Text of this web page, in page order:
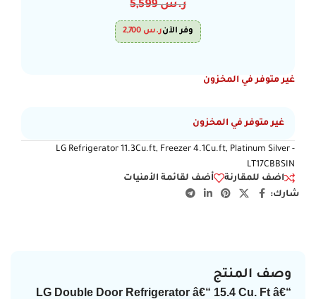
ر.س5,599
وفر الآنر.س
غير متوفر في المخزون
غير متوفر في المخزون
LG Refrigerator 11.3Cu.ft, Freezer 4.1Cu.ft, Platinum Silver -
LT17CBBSIN
اضف للمقارنة
أضف لقائمة الأمنيات
شارك:
وصف المنتج
LG Double Door Refrigerator â€“ 15.4 Cu. Ft â€“